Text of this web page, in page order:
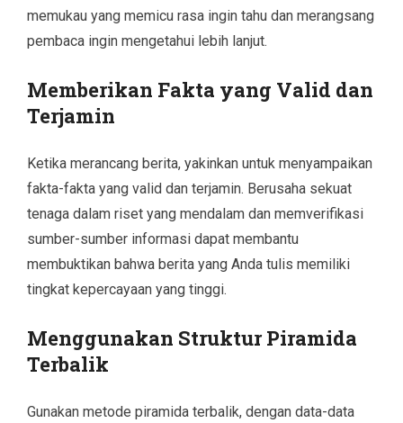
memukau yang memicu rasa ingin tahu dan merangsang
pembaca ingin mengetahui lebih lanjut.
Memberikan Fakta yang Valid dan
Terjamin
Ketika merancang berita, yakinkan untuk menyampaikan
fakta-fakta yang valid dan terjamin. Berusaha sekuat
tenaga dalam riset yang mendalam dan memverifikasi
sumber-sumber informasi dapat membantu
membuktikan bahwa berita yang Anda tulis memiliki
tingkat kepercayaan yang tinggi.
Menggunakan Struktur Piramida
Terbalik
Gunakan metode piramida terbalik, dengan data-data